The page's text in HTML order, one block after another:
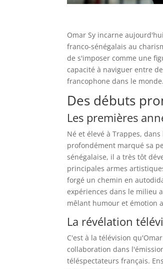
Omar Sy incarne
franco-sénégalais au
de s'imposer comme une
capacité à naviguer entre
francophone dans le monde.
Des débuts
Les premières
Né et élevé à Trappes,
profondément marqué sa
sénégalaise, il a très tôt
principales armes
forgé un chemin en
expériences dans le milieu
mêlant humour et émotion
La révélation
C'est à la télévision
collaboration dans
téléspectateurs français.